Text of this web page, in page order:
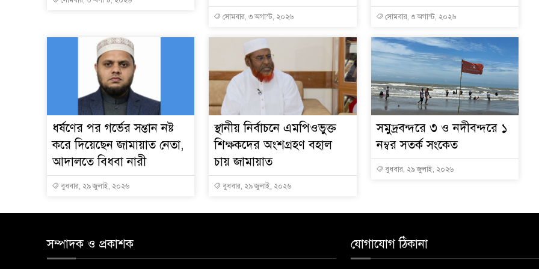
সোমবার, ৩ অগাস্ট, ২০২৬ সোমবার, ৩ অগাস্ট, ২০২৬
ধর্ষণের পর গর্ভের সন্তান নষ্ট
করে দিয়েছেন জামায়াত নেতা,
আদালতে বিধবা নারী
বুধবার, ২৯ জুলাই, ২০২৬
স্থানীয় নির্বাচনে এমপিওভুক্ত
শিক্ষকদের অংশগ্রহণ বহাল
চায় জামায়াত
বুধবার, ২৯ জুলাই, ২০২৬
সমুদ্রবন্দরে ৩ ও নদীবন্দরে ১
নম্বর সতর্ক সংকেত
বুধবার, ২৯ জুলাই, ২০২৬
সম্পাদক ও প্রকাশক যোগাযোগ ঠিকানা